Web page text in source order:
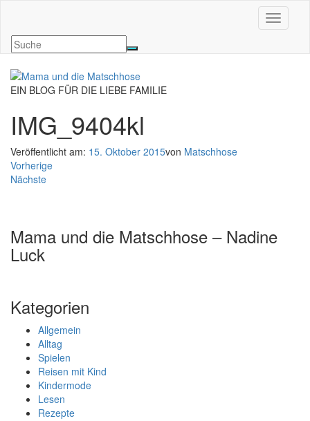
EIN BLOG FÜR DIE LIEBE FAMILIE
IMG_9404kl
Veröffentlicht am: 15. Oktober 2015von Matschhose
Vorherige
Nächste
Mama und die Matschhose – Nadine
Luck
Kategorien
Allgemein
Alltag
Spielen
Reisen mit Kind
Kindermode
Lesen
Rezepte